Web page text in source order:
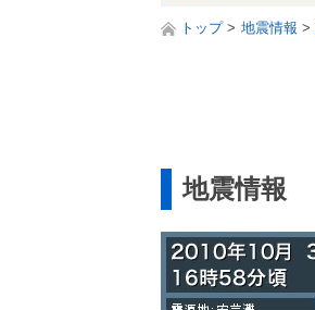
トップ 地震情報
地震情報